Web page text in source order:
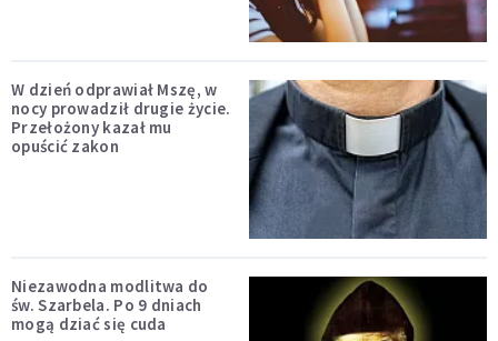
W dzień odprawiał Mszę, w
nocy prowadził drugie życie.
Przełożony kazał mu
opuścić zakon
Niezawodna modlitwa do
św. Szarbela. Po 9 dniach
mogą dziać się cuda